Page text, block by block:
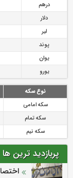
درهم
دلار
لیر
پوند
یوان
یورو
نوع سکه
سکه امامی
سکه تمام
سکه نیم
پربازدید ترین ها